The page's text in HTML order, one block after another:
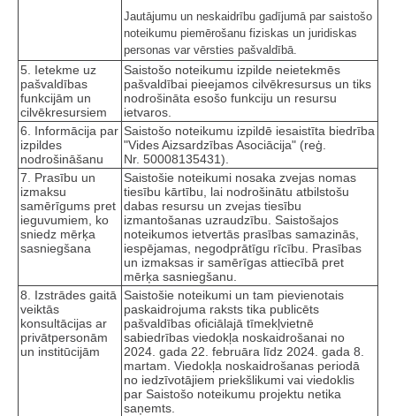
Jautājumu un neskaidrību gadījumā par saistošo
noteikumu piemērošanu fiziskas un juridiskas
personas var vērsties pašvaldībā.
5. Ietekme uz
pašvaldības
funkcijām un
cilvēkresursiem
Saistošo noteikumu izpilde neietekmēs
pašvaldībai pieejamos cilvēkresursus un tiks
nodrošināta esošo funkciju un resursu
ietvaros.
6. Informācija par
izpildes
nodrošināšanu
Saistošo noteikumu izpildē iesaistīta biedrība
"Vides Aizsardzības Asociācija" (reģ.
Nr. 50008135431).
7. Prasību un
izmaksu
samērīgums pret
ieguvumiem, ko
sniedz mērķa
sasniegšana
Saistošie noteikumi nosaka zvejas nomas
tiesību kārtību, lai nodrošinātu atbilstošu
dabas resursu un zvejas tiesību
izmantošanas uzraudzību. Saistošajos
noteikumos ietvertās prasības samazinās,
iespējamas, negodprātīgu rīcību. Prasības
un izmaksas ir samērīgas attiecībā pret
mērķa sasniegšanu.
8. Izstrādes gaitā
veiktās
konsultācijas ar
privātpersonām
un institūcijām
Saistošie noteikumi un tam pievienotais
paskaidrojuma raksts tika publicēts
pašvaldības oficiālajā tīmekļvietnē
sabiedrības viedokļa noskaidrošanai no
2024. gada 22. februāra līdz 2024. gada 8.
martam. Viedokļa noskaidrošanas periodā
no iedzīvotājiem priekšlikumi vai viedoklis
par Saistošo noteikumu projektu netika
saņemts.